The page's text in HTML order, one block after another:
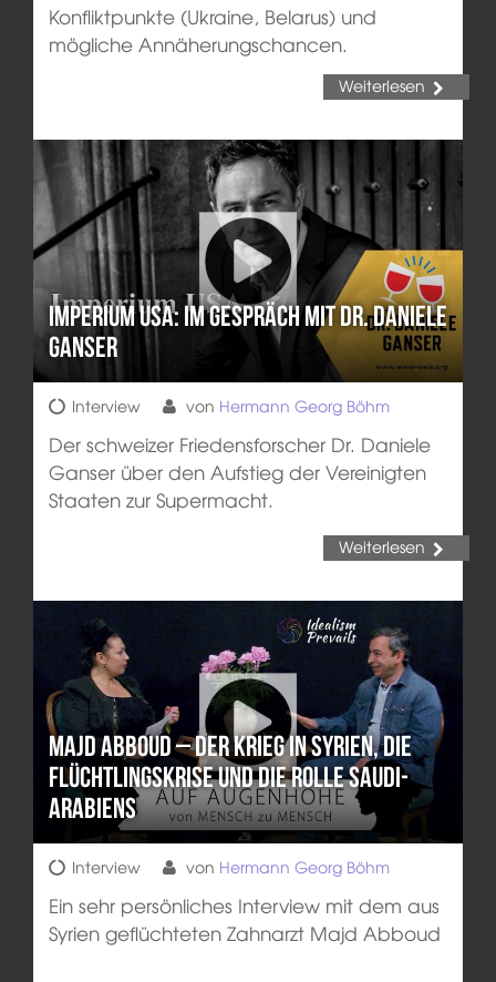
Konfliktpunkte (Ukraine, Belarus) und
mögliche Annäherungschancen.
Weiterlesen
Imperium USA: Im Gespräch mit Dr. Daniele
Ganser
Interview von Hermann Georg Böhm
Der schweizer Friedensforscher Dr. Daniele
Ganser über den Aufstieg der Vereinigten
Staaten zur Supermacht.
Weiterlesen
Majd Abboud – Der Krieg in Syrien, die
Flüchtlingskrise und die Rolle Saudi-
Arabiens
Interview von Hermann Georg Böhm
Ein sehr persönliches Interview mit dem aus
Syrien geflüchteten Zahnarzt Majd Abboud